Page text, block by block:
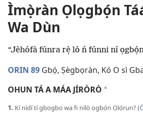
Ìmọ̀ràn Ọlọgbọ́n
Wa Dùn
“Jèhófà fúnra rẹ̀ ló ń fúnni ní
ORIN 89 Gbọ́, Ṣègbọràn, Kó O sì
OHUN TÁ A MÁA JÍRÒRÒ *
1. Kí nìdí tí gbogbo wa fi nílò ọgbọ́n Ọlọ́run? (